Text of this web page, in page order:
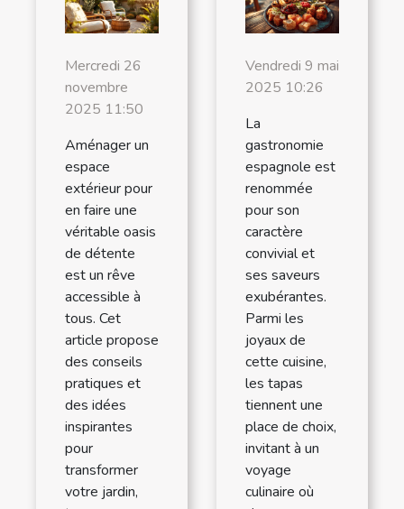
Mercredi 26
novembre
2025 11:50
Aménager un
espace
extérieur pour
en faire une
véritable oasis
de détente
est un rêve
accessible à
tous. Cet
article propose
des conseils
pratiques et
des idées
inspirantes
pour
transformer
votre jardin,
Vendredi 9 mai
2025 10:26
La
gastronomie
espagnole est
renommée
pour son
caractère
convivial et
ses saveurs
exubérantes.
Parmi les
joyaux de
cette cuisine,
les tapas
tiennent une
place de choix,
invitant à un
voyage
culinaire où